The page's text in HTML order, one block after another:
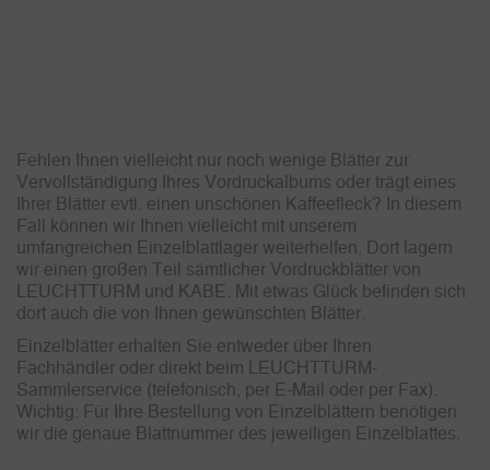
Fehlen Ihnen vielleicht nur noch wenige Blätter zur
Vervollständigung Ihres Vordruckalbums oder trägt eines
Ihrer Blätter evtl. einen unschönen Kaffeefleck? In diesem
Fall können wir Ihnen vielleicht mit unserem
umfangreichen Einzelblattlager weiterhelfen. Dort lagern
wir einen großen Teil sämtlicher Vordruckblätter von
LEUCHTTURM und KABE. Mit etwas Glück befinden sich
dort auch die von Ihnen gewünschten Blätter.
Einzelblätter erhalten Sie entweder über Ihren
Fachhändler oder direkt beim LEUCHTTURM-
Sammlerservice (telefonisch, per E-Mail oder per Fax).
Wichtig: Für Ihre Bestellung von Einzelblättern benötigen
wir die genaue Blattnummer des jeweiligen Einzelblattes.